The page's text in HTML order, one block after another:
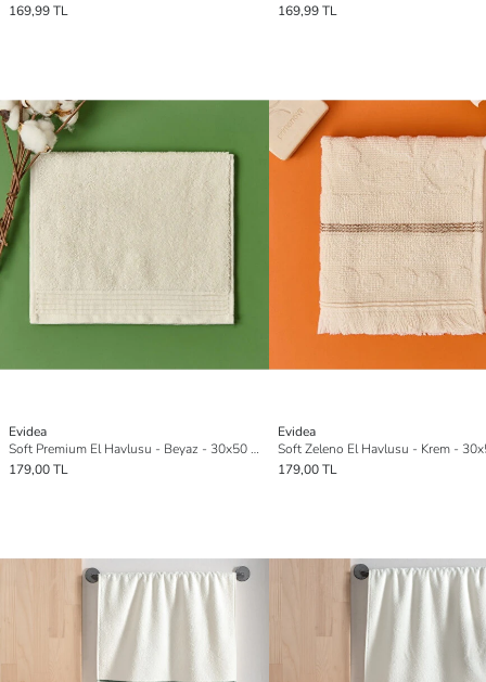
169,99 TL
169,99 TL
Evidea
Soft Premium El Havlusu - Beyaz - 30x50 cm
179,00 TL
Evidea
Soft Zeleno El Havlusu - Krem -
179,00 TL